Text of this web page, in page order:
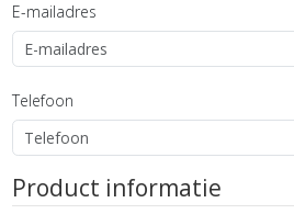
E-mailadres
Telefoon
Product informatie